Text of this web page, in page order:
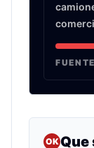
OKQue